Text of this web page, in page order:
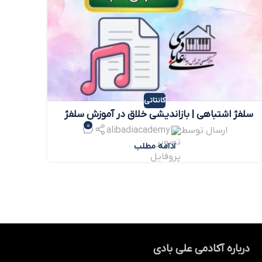
کانتاتی
سلفژ اشتباهی | بازاندیشی خلاق در آموزش سلفژ
کودکانارسال توسط alibadiacademy
0
ادامه مطلب
درباره آکادمی علی بادی